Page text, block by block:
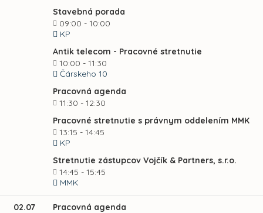
Stavebná porada
09:00 - 10:00
KP
Antik telecom - Pracovné stretnutie
10:00 - 11:30
Čárskeho 10
Pracovná agenda
11:30 - 12:30
Pracovné stretnutie s právnym oddelením MMK
13:15 - 14:45
KP
Stretnutie zástupcov Vojčík & Partners, s.r.o.
14:45 - 15:45
MMK
02.07
Pracovná agenda